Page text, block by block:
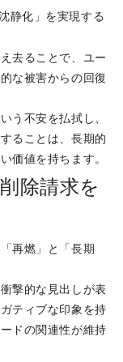
静化」を実現する
去ることで、ユー
な被害からの回復
う不安を払拭し、
ることは、長期的
価値を持ちます。
除請求を
再燃」と「長期
撃的な見出しが表
ティブな印象を持
ドの関連性が維持